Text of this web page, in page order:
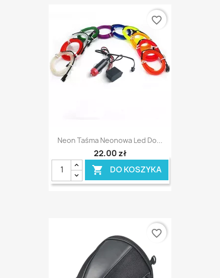
Neon Taśma Neonowa Led Do...
22,00 zł
 DO KOSZYKA
favorite_border
favorite_border